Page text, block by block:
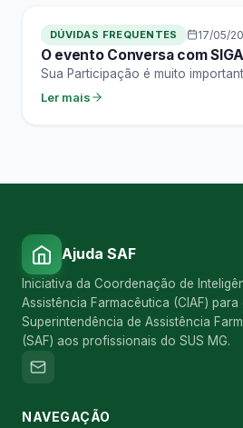
DÚVIDAS FREQUENTES 17/05/
O evento Conversa com
Sua Participação é muito
Ler mais
Ajuda SAF
Iniciativa da Coordenação de
Assistência Farmacêutica (CIAF)
Superintendência de Assistência
(SAF) aos profissionais do SUS MG.
NAVEGAÇÃO